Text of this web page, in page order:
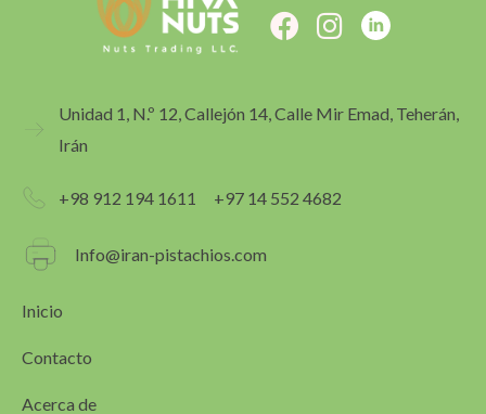
F
e
o
I
t
r
Unidad 1, N.º 12, Callejón 14, Calle Mir Emad, Teherán,
Irán
+98 912 194 1611 +97 14 552 4682
Info@iran-pistachios.com
Inicio
Contacto
Acerca de